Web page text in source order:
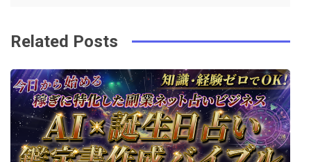
ゲ
ー
シ
ョ
Related Posts